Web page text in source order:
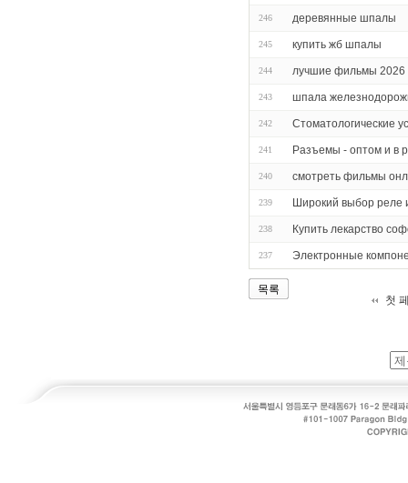
246 деревянные шпалы
245 купить жб шпалы
244 лучшие фильмы 2026
243 шпала
242 Стоматологические
241 Разъемы - оптом и в
240 смотреть фильмы
239 Широкий выбор реле
238 Купить лекарство
237 Электронные
목록
첫